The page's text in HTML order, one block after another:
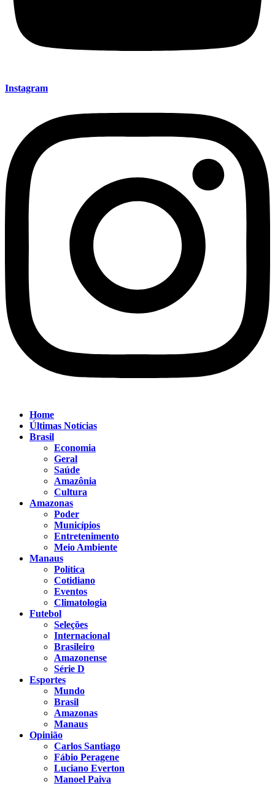
Instagram
Home
Últimas Notícias
Brasil
Economia
Geral
Saúde
Amazônia
Cultura
Amazonas
Poder
Municípios
Entretenimento
Meio Ambiente
Manaus
Política
Cotidiano
Eventos
Climatologia
Futebol
Seleções
Internacional
Brasileiro
Amazonense
Série D
Esportes
Mundo
Brasil
Amazonas
Manaus
Opinião
Carlos Santiago
Fábio Peragene
Luciano Everton
Manoel Paiva